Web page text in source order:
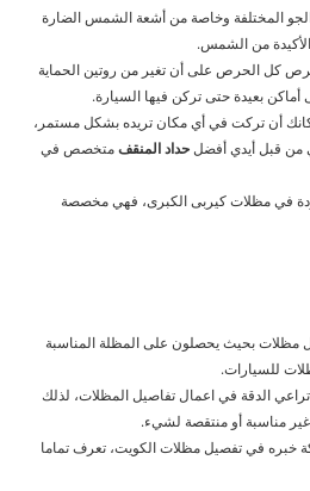
المختلفة وخاصة من أشعة الشمس الضارة
من الشمس.
كل الحرص على أن تغير من روتين الحماية
بعيدة حتى تركن فيها السيارة.
أن تركت في أي مكان تريده بشكل مستمر،
قبل أيدي أفضلحداد المنقفمتخصص في
في مظلات كيربى الكبرى، فهي مخصصة
مظلات بحيث يحصلون على المظلة المناسبة
للسيارات.
الدقة في اعمال تفاصيل المظلات، لذلك
مناسبة أو منتقصة لشيء.
خبره في تفصيل مظلات الكويت، تعرف تماما